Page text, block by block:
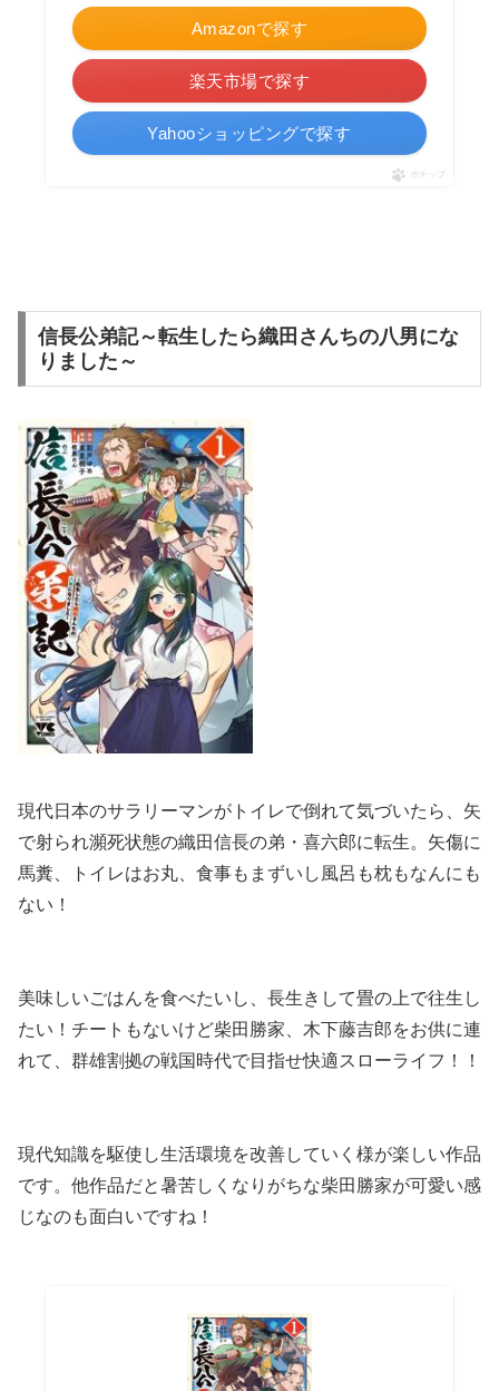
Amazonで探す
楽天市場で探す
Yahooショッピングで探す
ポチップ
信長公弟記～転生したら織田さんちの八男にな
りました～
現代日本のサラリーマンがトイレで倒れて気づいたら、矢
で射られ瀕死状態の織田信長の弟・喜六郎に転生。矢傷に
馬糞、トイレはお丸、食事もまずいし風呂も枕もなんにも
ない！
美味しいごはんを食べたいし、長生きして畳の上で往生し
たい！チートもないけど柴田勝家、木下藤吉郎をお供に連
れて、群雄割拠の戦国時代で目指せ快適スローライフ！！
現代知識を駆使し生活環境を改善していく様が楽しい作品
です。他作品だと暑苦しくなりがちな柴田勝家が可愛い感
じなのも面白いですね！